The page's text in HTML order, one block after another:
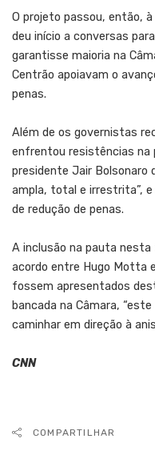
O projeto passou, então,
deu início a conversas
garantisse maioria na
Centrão apoiavam o
penas.
Além de os governistas
enfrentou resistências na
presidente Jair Bolsonaro
ampla, total e irrestrita”,
de redução de penas.
A inclusão na pauta
acordo entre Hugo Motta
fossem apresentados
bancada na Câmara,
caminhar em direção à
CNN
COMPARTILHAR